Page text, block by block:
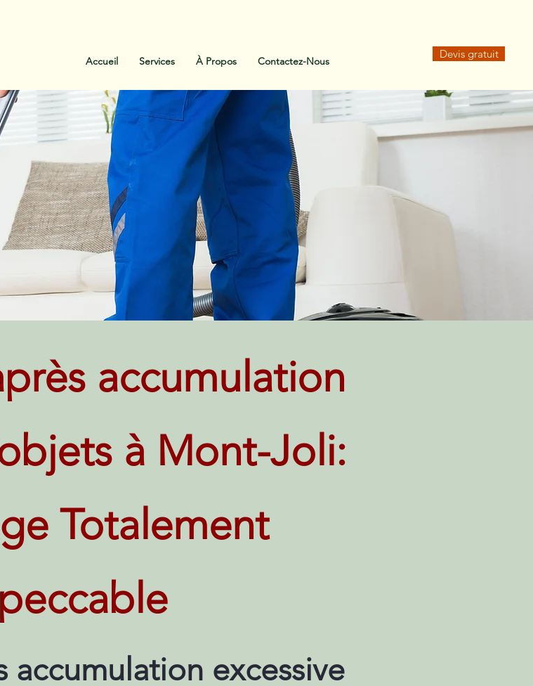
Accueil Services À Propos Contactez-Nous
Devis gratuit
accumulation
à Mont-Joli:
Totalement
accumulation excessive